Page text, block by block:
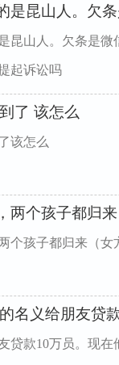
是昆山人。欠
昆山人。欠条是
起诉讼吗
了 该怎么
该怎么
两个孩子都归
个孩子都归来（
名义给朋友贷
贷款10万员。现